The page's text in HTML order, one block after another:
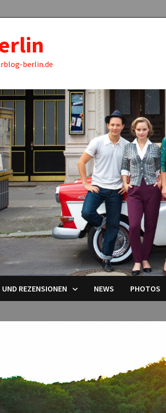
berlin.de
REZENSIONEN NEWS PHOTOS